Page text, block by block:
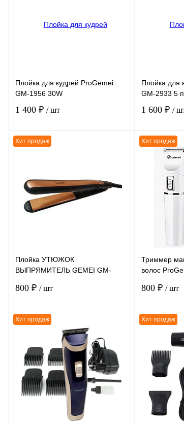
наличии
Плойка для кудрей ProGemei
GM-1956 30W
1 400 ₽ / шт
К сравнению
В избранное
Плойка для
GM-2933 5
1 600 ₽ /
К сравнению
В избранное
Хит продаж
Плойка УТЮЖОК
ВЫПРЯМИТЕЛЬ GEMEI GM-
800 ₽ / шт
В корзину
К сравнению
В избранное
наличии
Хит продаж
Триммер
волос
800 ₽ / шт
К сравнению
В избранное
Хит продаж Хит продаж